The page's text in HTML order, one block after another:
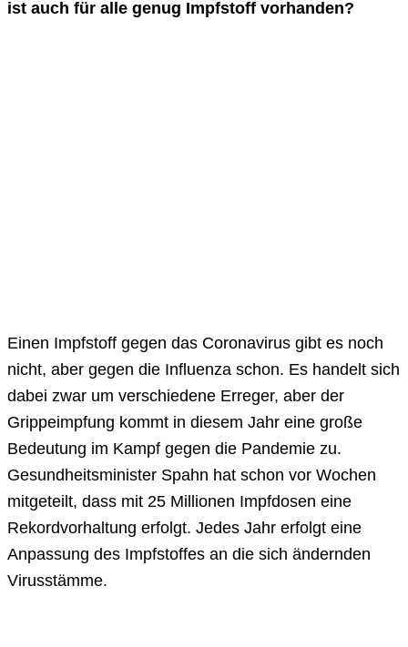
ist auch für alle genug Impfstoff vorhanden?
Einen Impfstoff gegen das Coronavirus gibt es noch
nicht, aber gegen die Influenza schon. Es handelt sich
dabei zwar um verschiedene Erreger, aber der
Grippeimpfung kommt in diesem Jahr eine große
Bedeutung im Kampf gegen die Pandemie zu.
Gesundheitsminister Spahn hat schon vor Wochen
mitgeteilt, dass mit 25 Millionen Impfdosen eine
Rekordvorhaltung erfolgt. Jedes Jahr erfolgt eine
Anpassung des Impfstoffes an die sich ändernden
Virusstämme.